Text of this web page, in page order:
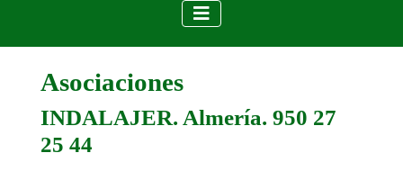
Asociaciones
INDALAJER. Almería. 950 27
25 44